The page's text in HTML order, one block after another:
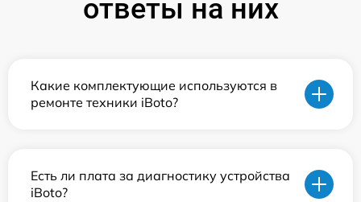
ответы на них
Какие комплектующие используются в
ремонте техники iBoto?
Есть ли плата за диагностику устройства
iBoto?